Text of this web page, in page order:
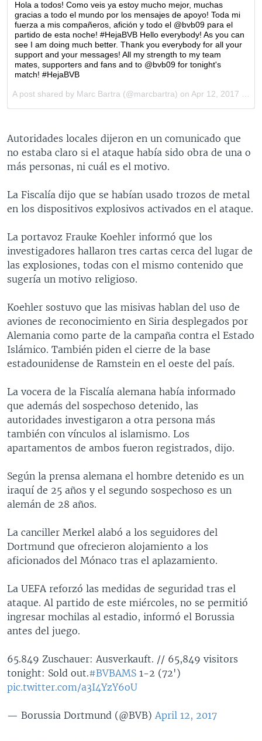
Autoridades locales dijeron en un comunicado que
no estaba claro si el ataque había sido obra de una o
más personas, ni cuál es el motivo.
La Fiscalía dijo que se habían usado trozos de metal
en los dispositivos explosivos activados en el ataque.
La portavoz Frauke Koehler informó que los
investigadores hallaron tres cartas cerca del lugar de
las explosiones, todas con el mismo contenido que
sugería un motivo religioso.
Koehler sostuvo que las misivas hablan del uso de
aviones de reconocimiento en Siria desplegados por
Alemania como parte de la campaña contra el Estado
Islámico. También piden el cierre de la base
estadounidense de Ramstein en el oeste del país.
La vocera de la Fiscalía alemana había informado
que además del sospechoso detenido, las
autoridades investigaron a otra persona más
también con vínculos al islamismo. Los
apartamentos de ambos fueron registrados, dijo.
Según la prensa alemana el hombre detenido es un
iraquí de 25 años y el segundo sospechoso es un
alemán de 28 años.
La canciller Merkel alabó a los seguidores del
Dortmund que ofrecieron alojamiento a los
aficionados del Mónaco tras el aplazamiento.
La UEFA reforzó las medidas de seguridad tras el
ataque. Al partido de este miércoles, no se permitió
ingresar mochilas al estadio, informó el Borussia
antes del juego.
65.849 Zuschauer: Ausverkauft. // 65,849 visitors
tonight: Sold out.#BVBAMS 1-2 (72')
pic.twitter.com/a3I4YzY6oU
— Borussia Dortmund (@BVB) April 12, 2017